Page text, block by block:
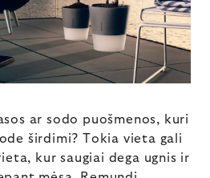
ar sodo puošmenos, kuri
širdimi? Tokia vieta gali
kur saugiai dega ugnis ir